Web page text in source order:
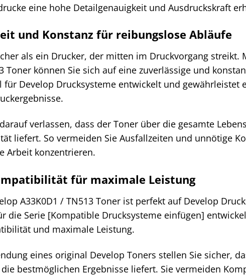
eine hohe Detailgenauigkeit und Ausdruckskraft
und Konstanz für reibungslose Abläufe
als ein Drucker, der mitten im Druckvorgang streikt.
Toner können Sie sich auf eine zuverlässige und
für Develop Drucksysteme entwickelt und gewährleistet
verlassen, dass der Toner über die gesamte
liefert. So vermeiden Sie Ausfallzeiten und unnötige
Arbeit konzentrieren.
für maximale Leistung
A33K0D1 / TN513 Toner ist perfekt auf Develop
die Serie [Kompatible Drucksysteme einfügen]
und maximale Leistung.
eines original Develop Toners stellen Sie sicher,
bestmöglichen Ergebnisse liefert. Sie vermeiden